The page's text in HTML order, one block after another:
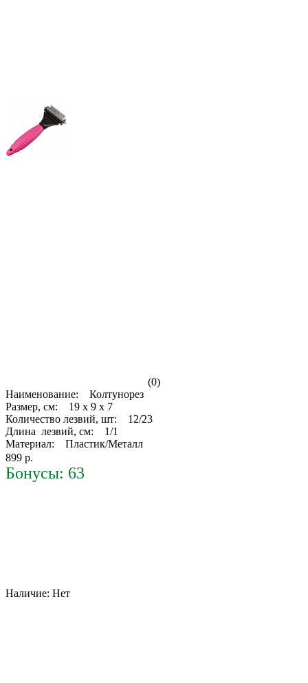
(0)
Наименование: Колтунорез
Размер, см: 19 х 9 х 7
Количество лезвий, шт: 12/23
Длина лезвий, см: 1/1
Материал: Пластик/Металл
899 р.
Бонусы: 63
Наличие: Нет